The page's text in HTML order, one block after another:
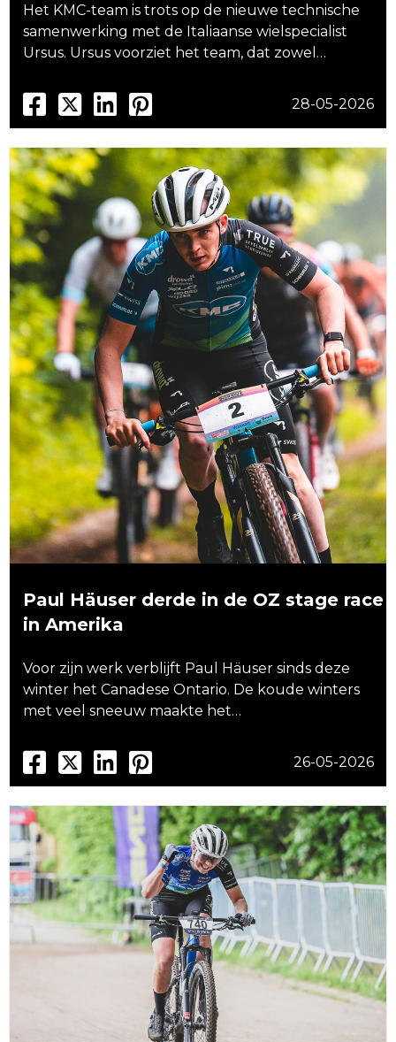
Het KMC-team is trots op de nieuwe technische
samenwerking met de Italiaanse wielspecialist
Ursus. Ursus voorziet het team, dat zowel…
28-05-2026
Paul Häuser derde in de OZ stage race
in Amerika
Voor zijn werk verblijft Paul Häuser sinds deze
winter het Canadese Ontario. De koude winters
met veel sneeuw maakte het…
26-05-2026